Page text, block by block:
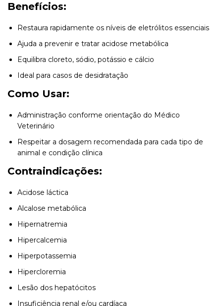
Benefícios:
Restaura rapidamente os níveis de eletrólitos essenciais
Ajuda a prevenir e tratar acidose metabólica
Equilibra cloreto, sódio, potássio e cálcio
Ideal para casos de desidratação
Como Usar:
Administração conforme orientação do Médico
Veterinário
Respeitar a dosagem recomendada para cada tipo de
animal e condição clínica
Contraindicações:
Acidose láctica
Alcalose metabólica
Hipernatremia
Hipercalcemia
Hiperpotassemia
Hipercloremia
Lesão dos hepatócitos
Insuficiência renal e/ou cardíaca